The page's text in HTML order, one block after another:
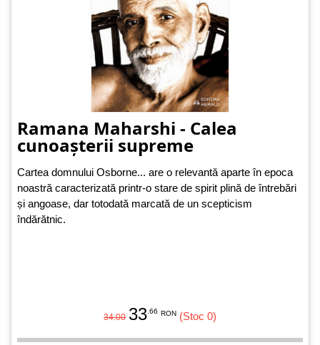
Ramana Maharshi - Calea
cunoașterii supreme
Cartea domnului Osborne... are o relevantă aparte în epoca
noastră caracterizată printr-o stare de spirit plină de întrebări
și angoase, dar totodată marcată de un scepticism
îndărătnic.
34.00 33 .66 RON (Stoc 0)